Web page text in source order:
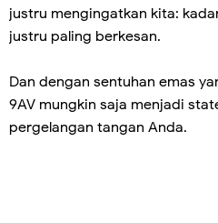
justru mengingatkan kita:
justru paling berkesan.
Dan dengan sentuhan emas
9AV mungkin saja menjadi
pergelangan tangan Anda.